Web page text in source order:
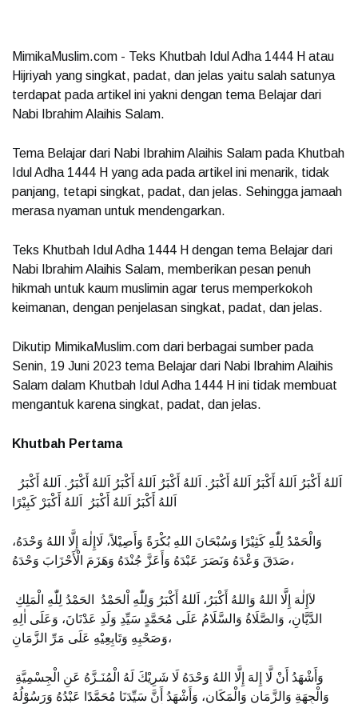
MimikaMuslim.com - Teks Khutbah Idul Adha 1444 H atau
Hijriyah yang singkat, padat, dan jelas yaitu salah satunya
terdapat pada artikel ini yakni dengan tema Belajar dari
Nabi Ibrahim Alaihis Salam.
Tema Belajar dari Nabi Ibrahim Alaihis Salam pada Khutbah
Idul Adha 1444 H yang ada pada artikel ini menarik, tidak
panjang, tetapi singkat, padat, dan jelas. Sehingga jamaah
merasa nyaman untuk mendengarkan.
Teks Khutbah Idul Adha 1444 H dengan tema Belajar dari
Nabi Ibrahim Alaihis Salam, memberikan pesan penuh
hikmah untuk kaum muslimin agar terus memperkokoh
keimanan, dengan penjelasan singkat, padat, dan jelas.
Dikutip MimikaMuslim.com dari berbagai sumber pada
Senin, 19 Juni 2023 tema Belajar dari Nabi Ibrahim Alaihis
Salam dalam Khutbah Idul Adha 1444 H ini tidak membuat
mengantuk karena singkat, padat, dan jelas.
Khutbah Pertama
وَالْحَمْدُ لِلّٰهِ كَثِيْرًا وَسُبْحَانَ اللهِ بُكْرَةً وَأَصِيْلاً، لَاإِلٰهَ إِلَّا اللهُ وَحْدَهُ،
صَدَقَ وَعْدَهُ وَنَصَرَ عَبْدَهُ وَأَعَزَّ جُنْدَهُ وَهَزَمَ الْأَحْزَابَ وَحْدَهُ،
الدَّيَّانِ، وَالصَّلَاةُ وَالسَّلَامُ عَلَى مُحَمَّدٍ سَيِّدِ وَلَدِ عَدْنَانَ، وَعَلَى اٰلِهِ
وَصَحْبِهِ وَتَابِعِيْهِ عَلَى مَرِّ الزَّمَانِ،
وَالْجِهَةِ وَالزَّمَانِ وَالْمَكَانِ، وَأَشْهَدُ أَنَّ سَيِّدَنَا مُحَمَّدًا عَبْدُهُ وَرَسُوْلُهُ